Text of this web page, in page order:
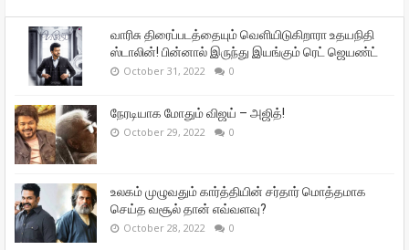
வாரிசு திரைப்படத்தையும் வெளியிடுகிறாரா உதயநிதி
ஸ்டாலின்! பின்னால் இருந்து இயங்கும் ரெட் ஜெயண்ட்
October 31, 2022 0
நேரடியாக மோதும் விஜய் – அஜித்!
October 29, 2022 0
உலகம் முழுவதும் கார்த்தியின் சர்தார் மொத்தமாக
செய்த வசூல் தான் எவ்வளவு?
October 28, 2022 0